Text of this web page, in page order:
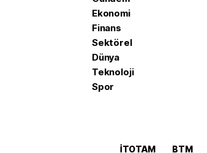
Ekonomi
Finans
Sektörel
Dünya
Teknoloji
Spor
İTOTAM BTM